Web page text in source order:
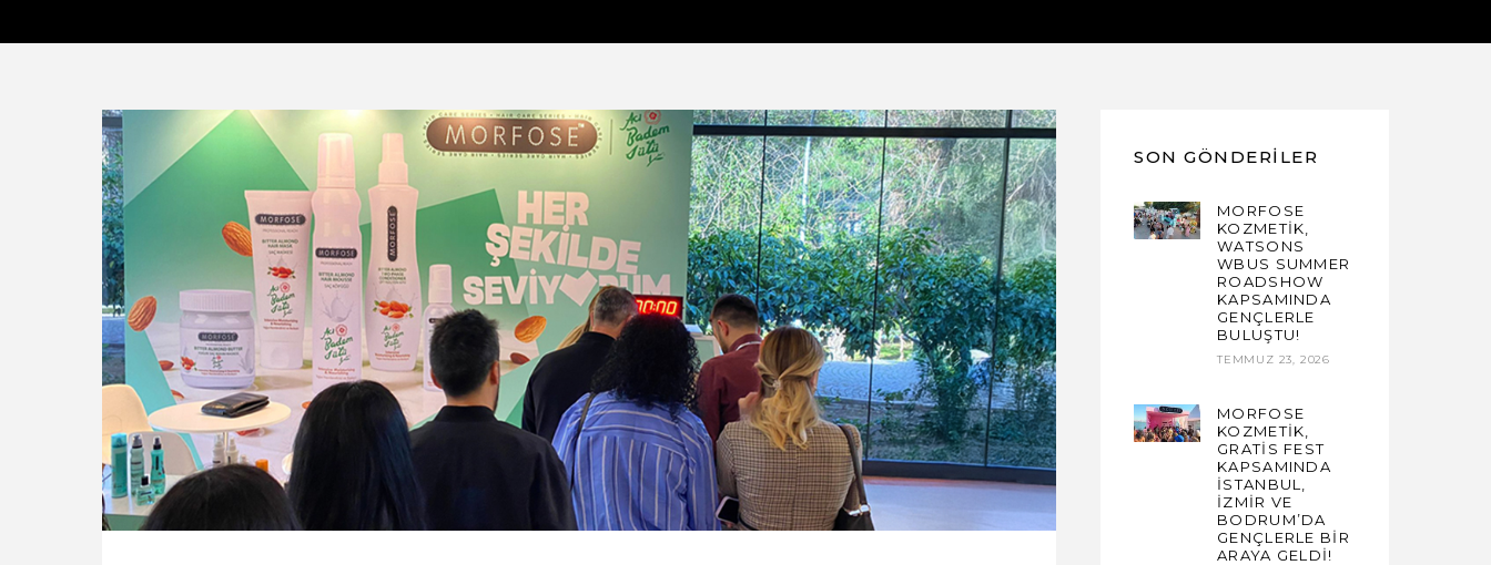
SON GÖNDERILER
MORFOSE
KOZMETİK,
WATSONS
WBUS SUMMER
ROADSHOW
KAPSAMINDA
GENÇLERLE
BULUŞTU!
TEMMUZ 23, 2026
MORFOSE
KOZMETİK,
GRATİS FEST
KAPSAMINDA
İSTANBUL,
İZMİR VE
BODRUM’DA
GENÇLERLE BİR
ARAYA GELDİ!